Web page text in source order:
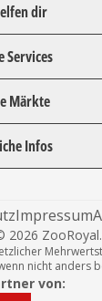
dir
Services
Märkte
Infos
Impressum
2026
nicht anders
von: